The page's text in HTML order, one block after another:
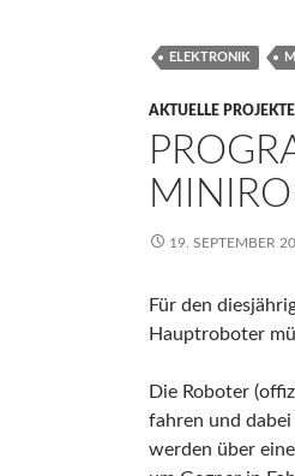
ELEKTRONIK
AKTUELLE PROJEKTE
19. SEPTEMBER
Für den
Hauptroboter
Die Roboter
fahren und
werden über